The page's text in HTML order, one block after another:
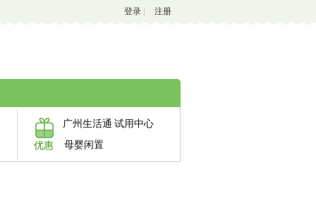
登录 注册
优惠
广州生活通 试用中心
母婴闲置